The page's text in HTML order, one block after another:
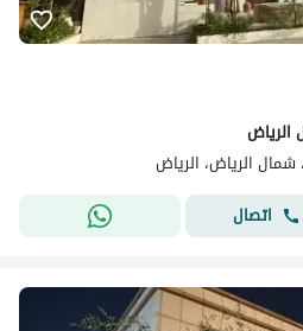
الرياض
الرياض، الرياض
اتصال